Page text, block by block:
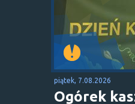
piątek, 7.08.2026
Ogórek